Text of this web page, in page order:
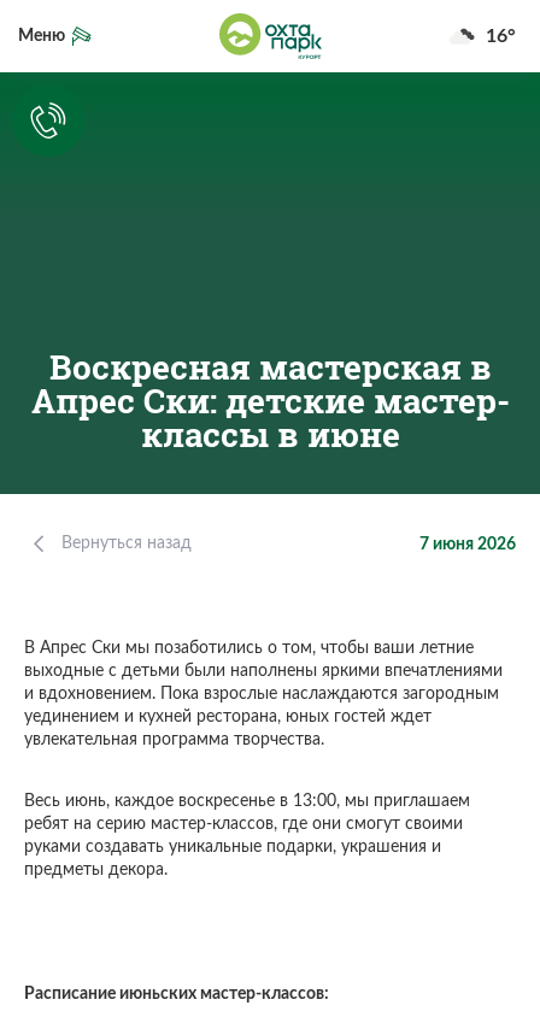
16°
Меню
Воскресная мастерская в
Апрес Ски: детские мастер-
классы в июне
Вернуться назад 7 июня 2026
В Апрес Ски мы позаботились о том, чтобы ваши летние
выходные с детьми были наполнены яркими впечатлениями
и вдохновением. Пока взрослые наслаждаются загородным
уединением и кухней ресторана, юных гостей ждет
увлекательная программа творчества.
Весь июнь, каждое воскресенье в 13:00, мы приглашаем
ребят на серию мастер-классов, где они смогут своими
руками создавать уникальные подарки, украшения и
предметы декора.
Расписание июньских мастер-классов: